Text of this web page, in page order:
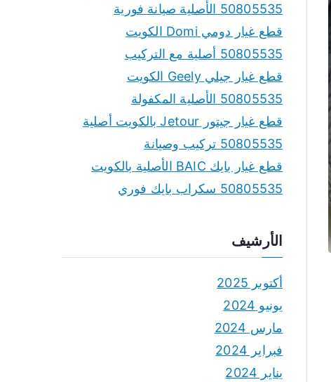
50805535 الأصلية صيانة فورية
قطع غيار دومي Domi الكويت
50805535 أصلية مع التركيب
قطع غيار جيلي Geely الكويت
50805535 الأصلية المكفولة
قطع غيار جيتور Jetour بالكويت أصلية
50805535 تركيب وصيانة
قطع غيار بايك BAIC الأصلية بالكويت
50805535 سكراب بايك فوري
الأرشيف
أكتوبر 2025
يونيو 2024
مارس 2024
فبراير 2024
يناير 2024